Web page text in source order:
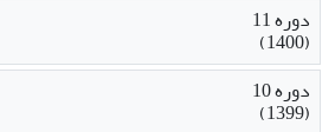
دوره 11
(1400)
دوره 10
(1399)